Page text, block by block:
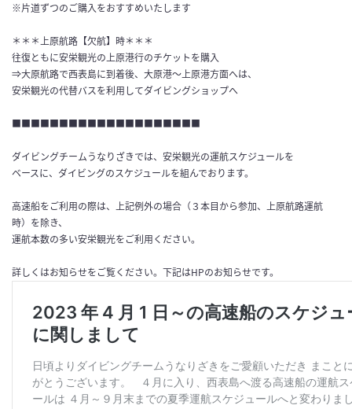
※片道ずつのご購入をおすすめいたします
＊＊＊上原航路【欠航】時＊＊＊
往復ともに安栄観光の上原港行のチケットを購入
⇒大原航路で西表島に到着後、大原港～上原港方面へは、
安栄観光の代替バスを利用してダイビングショップへ
■■■■■■■■■■■■■■■■■■■■
ダイビングチームうなりざきでは、安栄観光の運航スケジュールを
ベースに、ダイビングのスケジュールを組んでおります。
高速船をご利用の際は、上記例外の場合（３本目から参加、上原航路運航
時）を除き、
運航本数の多い安栄観光をご利用ください。
詳しくはお知らせをご覧ください。下記はHPのお知らせです。